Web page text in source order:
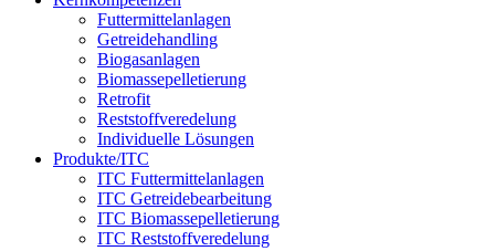
Futtermittelanlagen
Getreidehandling
Biogasanlagen
Biomassepelletierung
Retrofit
Reststoffveredelung
Individuelle Lösungen
Produkte/ITC
ITC Futtermittelanlagen
ITC Getreidebearbeitung
ITC Biomassepelletierung
ITC Reststoffveredelung